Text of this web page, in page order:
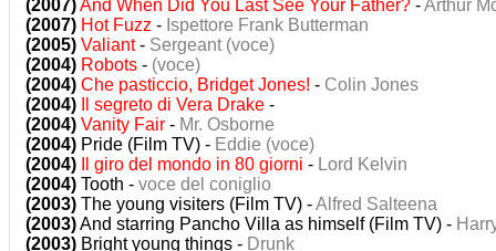
(2007)And When Did You Last See Your Father? -Arthur
(2007) Hot Fuzz - Ispettore Frank Butterman
(2005) Valiant- Sergeant (voce)
(2004) Robots - (voce)
(2004) Che pasticcio, Bridget Jones! - Colin Jones
(2004)
Il segreto di Vera Drake -
(2004) Vanity Fair - Mr. Osborne
(2004) Pride (Film TV) - Eddie (voce)
(2004)
Il giro del mondo in 80 giorni - Lord Kelvin
(2004) Tooth - voce del coniglio
(2003) The young visiters (Film TV) -Alfred Salteena
(2003)And starring Pancho Villa as himself (Film TV) -
(2003) Bright young things - Drunk